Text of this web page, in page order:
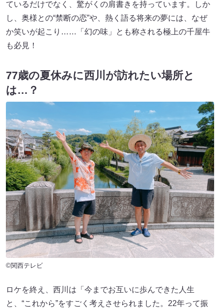
ているだけでなく、驚がくの肩書きを持っています。しか
し、奥様との“禁断の恋”や、熱く語る将来の夢には、なぜ
か笑いが起こり……「幻の味」とも称される極上の千屋牛
も必見！
77歳の夏休みに西川が訪れたい場所と
は…？
©関西テレビ
ロケを終え、西川は「今までお互いに歩んできた人生
と、“これから”をすごく考えさせられました。22年って振